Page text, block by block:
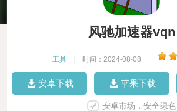
风驰加速器vqn
工具 时间：2024-08-08
安卓下载 苹果下载
安卓市场，安全绿色